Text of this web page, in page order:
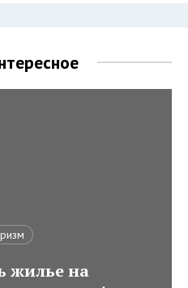
жилье на